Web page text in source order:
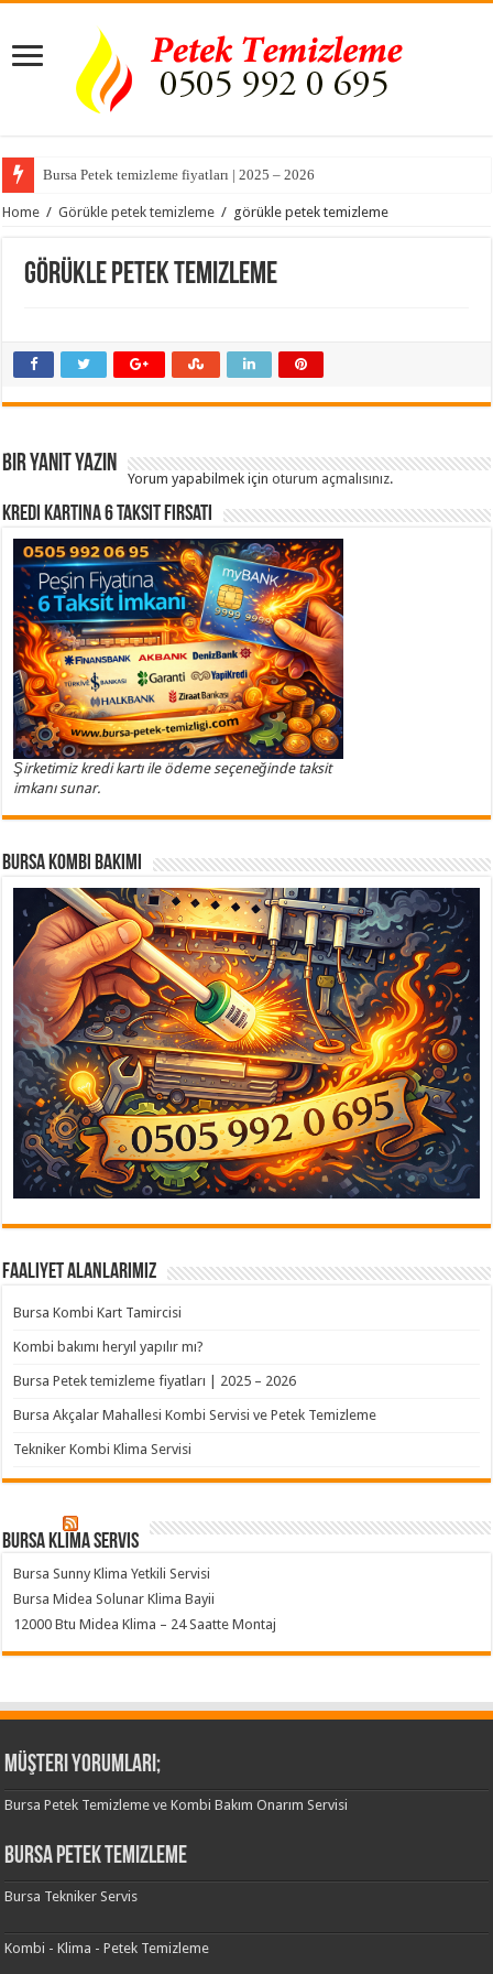
Bursa Petek temizleme fiyatları | 2025 – 2026
Home / Görükle petek temizleme / görükle petek temizleme
görükle petek temizleme
Bir yanıt yazın
Yorum yapabilmek içinoturum açmalısınız.
Kredi Kartına 6 Taksit Fırsatı
Şirketimiz kredi kartı ile ödeme seçeneğinde taksit
imkanı sunar.
Bursa Kombi Bakımı
Faaliyet Alanlarımız
Bursa Kombi Kart Tamircisi
Kombi bakımı heryıl yapılır mı?
Bursa Petek temizleme fiyatları | 2025 – 2026
Bursa Akçalar Mahallesi Kombi Servisi ve Petek Temizleme
Tekniker Kombi Klima Servisi
Bursa klima servis
Bursa Sunny Klima Yetkili Servisi
Bursa Midea Solunar Klima Bayii
12000 Btu Midea Klima – 24 Saatte Montaj
Müşteri Yorumları;
Bursa Petek Temizleme ve Kombi Bakım Onarım Servisi
Bursa Petek Temizleme
Bursa Tekniker Servis
Kombi - Klima - Petek Temizleme